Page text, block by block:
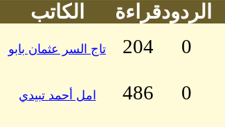
الردودقراءة الكاتب
0
204 تاج السر عثمان بابو
0
486 امل أحمد تبيدي